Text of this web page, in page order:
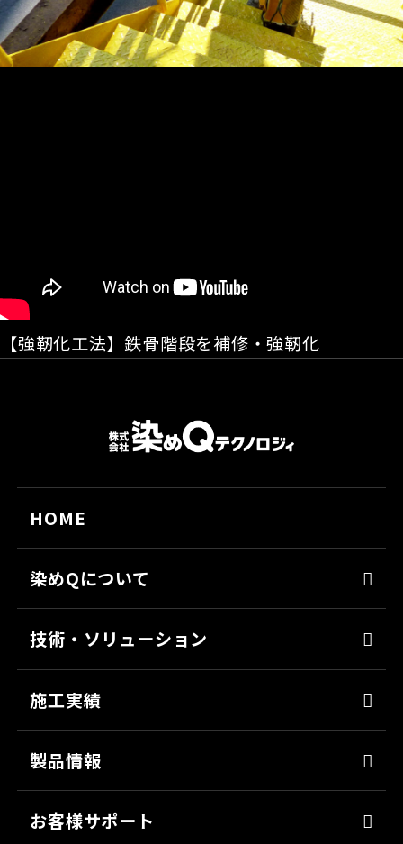
【強靭化工法】鉄骨階段を補修・強靭化
HOME
染めQについて
会社概要
沿革
技術・ソリューション
強靭化工法
ソリューション
施工実績
製品情報
お客様サポート